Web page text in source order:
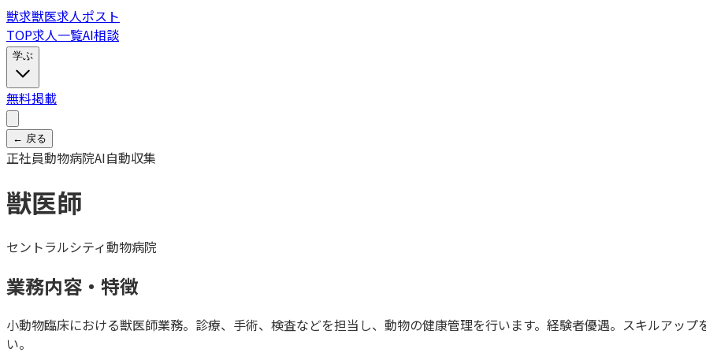
獣求獣医求人ポスト
TOP求人一覧AI相談
学ぶ
無料掲載
← 戻る
正社員動物病院AI自動収集
獣医師
セントラルシティ動物病院
業務内容・特徴
小動物臨床における獣医師業務。診療、手術、検査などを担当し、動物の健康管理を行います。経験者優遇。スキルアッ
い。